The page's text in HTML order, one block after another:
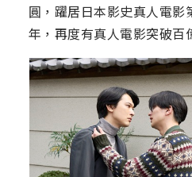
圓，躍居日本影史真人電
年，再度有真人電影突破百